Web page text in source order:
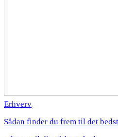
Erhverv
Sådan finder du frem til det